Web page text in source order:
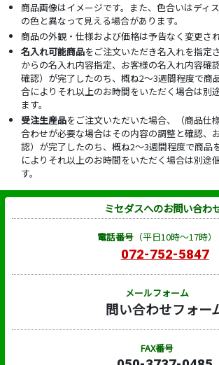
商品画像はイメージです。また、色合いはディ
の色と異なって見える場合があります。
商品の外観・仕様および価格は予告なく変更さ
名入れ可能商品をご注文いただき名入れを指定
からの名入れ内容指定、お客様の名入れ内容確
確認）が完了したのち、概ね2～3週間程度で商
合によりそれ以上のお時間をいただく場合は別
ます。
受注生産品をご注文いただいた場合、（商品仕
合わせが必要な場合はその内容の調整と確認、
認）が完了したのち、概ね2～3週間程度で商品
によりそれ以上のお時間をいただく場合は別途
す。
ミセダスへのお問い合わ
電話番号（平日10時～17時）
072-752-5847
メールフォーム
問い合わせフォー
FAX番号